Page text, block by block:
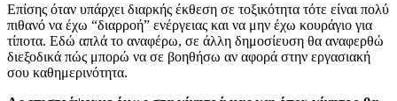
Επίσης όταν υπάρχει διαρκής έκθεση σε τοξικότητα τότε είναι πολύ
πιθανό να έχω “διαρροή” ενέργειας και να μην έχω κουράγιο για
τίποτα. Εδώ απλά το αναφέρω, σε άλλη δημοσίευση θα αναφερθώ
διεξοδικά πώς μπορώ να σε βοηθήσω αν αφορά στην εργασιακή
σου καθημερινότητα.